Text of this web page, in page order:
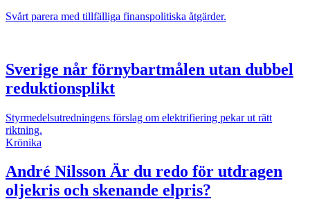
Svårt parera med tillfälliga finanspolitiska åtgärder.
Sverige når förnybartmålen utan dubbel
reduktionsplikt
Styrmedelsutredningens förslag om elektrifiering pekar ut rätt
riktning.
Krönika
André Nilsson Är du redo för utdragen
oljekris och skenande elpris?